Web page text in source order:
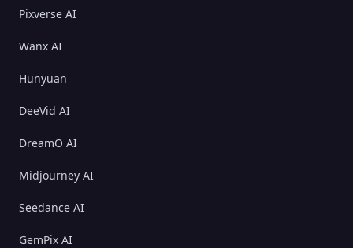
Pixverse AI
Wanx AI
Hunyuan
DeeVid AI
DreamO AI
Midjourney AI
Seedance AI
GemPix AI